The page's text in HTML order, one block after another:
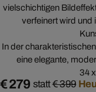
vielschichtigen
verfeinert wird und
In der
eine elegante,
34
€ 279 statt€ 399